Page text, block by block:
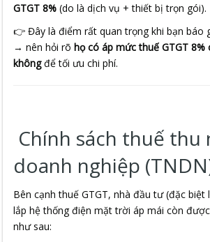
GTGT 8% (do là dịch vụ + thiết bị trọn gói).
👉 Đây là điểm rất quan trọng khi bạn báo
→ nên hỏi rõ họ có áp mức thuế GTGT
khôngđể tối ưu chi phí.
Chính sách thuế thu
doanh nghiệp
Bên cạnh thuế GTGT, nhà đầu tư (đặc biệt
lắp hệ thống điện mặt trời áp mái còn được
như sau: